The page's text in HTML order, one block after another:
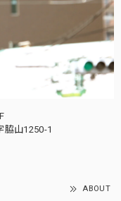
院4-8-30 2F
脇山1250-1
ABOUT